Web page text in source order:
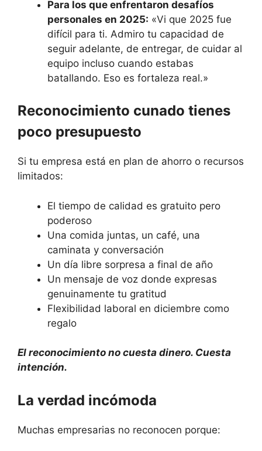
Para los que enfrentaron desafíos
personales en 2025: «Vi que 2025 fue
difícil para ti. Admiro tu capacidad de
seguir adelante, de entregar, de cuidar al
equipo incluso cuando estabas
batallando. Eso es fortaleza real.»
Reconocimiento cunado tienes
poco presupuesto
Si tu empresa está en plan de ahorro o recursos
limitados:
El tiempo de calidad es gratuito pero
poderoso
Una comida juntas, un café, una
caminata y conversación
Un día libre sorpresa a final de año
Un mensaje de voz donde expresas
genuinamente tu gratitud
Flexibilidad laboral en diciembre como
regalo
El reconocimiento no cuesta dinero. Cuesta
intención.
La verdad incómoda
Muchas empresarias no reconocen porque: